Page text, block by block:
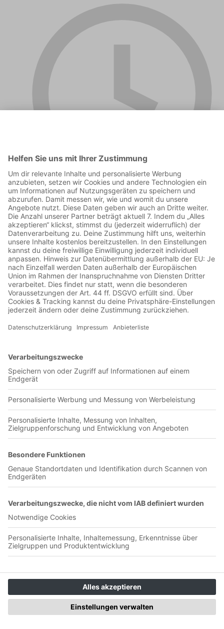
00:07:19
Manolo zurück im Stadion, ein Sprung von der Deutzer
Brücke für eine Derbyniederlage und ein Fahnenklau mithilfe
eines Schlüsselbundes aus dem Fanshop. Über diese und
weitere Geschehnisse berichtete Faszination Fankurve im
Februar, März und April 2006. Die ausführlichen Berichte
könnt ihr auf www.faszination-fankurve.de nachlesen.
Beteiligte Vereine / Organisationen / Veranstaltungen:
Euro2008, EM2008, Innsbruch, PRO1860, 1860 München,
Erzgebirge Aue, Dynamo Dresden, FC Augsburg, SV
Babelsberg, Energie Cottbus, Wrexham, PSG, Karlsruher SC,
SC Freiburg, Hertha BSC Berlin, Hamburger SV, Ultras,
Köln, Bayer Leverkusen,Waldhof Mannheim, Borussia
#51 - Auf und Ab mit Tennis Borussia
Berlin
Jetzt in der App abspielen